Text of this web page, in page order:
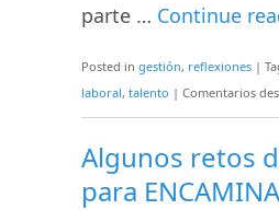
parte … Continue
Posted in gestión, reflexiones |
laboral, talento | Comentarios
Algunos retos
para ENCAMINA